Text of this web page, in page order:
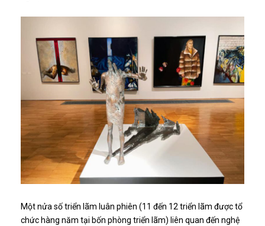
Một nửa số triển lãm luân phiên (11 đến 12 triển lãm được tổ
chức hàng năm tại bốn phòng triển lãm) liên quan đến nghệ